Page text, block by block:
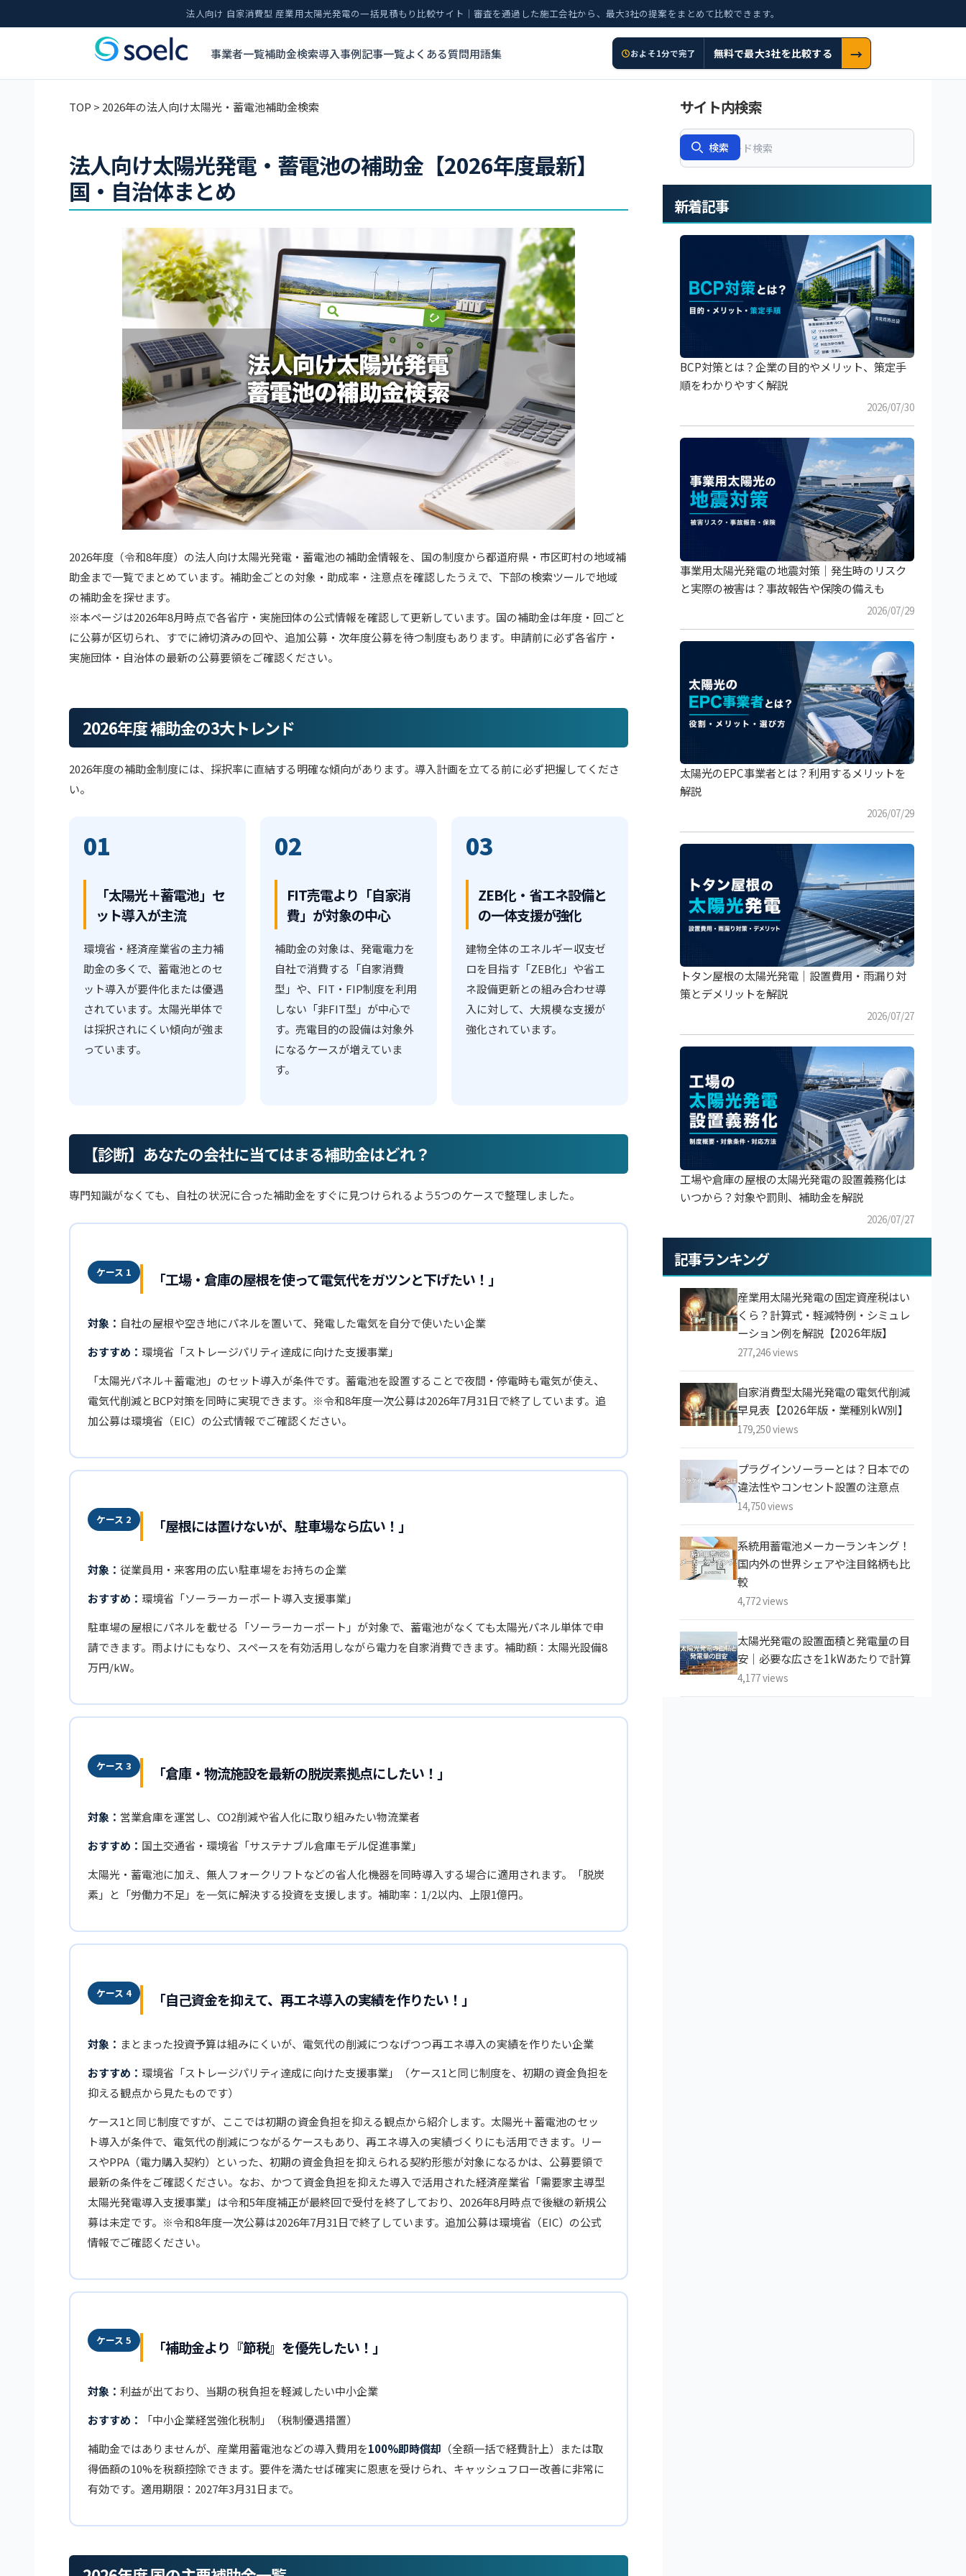
法人向け 自家消費型 産業用太陽光発電の一括見積もり比較サイト｜審査を通過した施工会社から、最大3社の提案をまとめて比較できます。
事業者一覧補助金検索導入事例記事一覧よくある質問用語集 およそ1分で完了 無料で最大3社を比較する →
TOP > 2026年の法人向け太陽光・蓄電池補助金検索
法人向け太陽光発電・蓄電池の補助金【2026年度最新】
国・自治体まとめ
2026年度（令和8年度）の法人向け太陽光発電・蓄電池の補助金情報を、国の制度から都道府県・市区町村の地域補
助金まで一覧でまとめています。補助金ごとの対象・助成率・注意点を確認したうえで、下部の検索ツールで地域
の補助金を探せます。
※本ページは2026年8月時点で各省庁・実施団体の公式情報を確認して更新しています。国の補助金は年度・回ごと
に公募が区切られ、すでに締切済みの回や、追加公募・次年度公募を待つ制度もあります。申請前に必ず各省庁・
実施団体・自治体の最新の公募要領をご確認ください。
2026年度 補助金の3大トレンド
2026年度の補助金制度には、採択率に直結する明確な傾向があります。導入計画を立てる前に必ず把握してくださ
い。
01
「太陽光＋蓄電池」セ
ット導入が主流
環境省・経済産業省の主力補
助金の多くで、蓄電池とのセ
ット導入が要件化または優遇
されています。太陽光単体で
は採択されにくい傾向が強ま
っています。
02
FIT売電より「自家消
費」が対象の中心
補助金の対象は、発電電力を
自社で消費する「自家消費
型」や、FIT・FIP制度を利用
しない「非FIT型」が中心で
す。売電目的の設備は対象外
になるケースが増えていま
す。
03
ZEB化・省エネ設備と
の一体支援が強化
建物全体のエネルギー収支ゼ
ロを目指す「ZEB化」や省エ
ネ設備更新との組み合わせ導
入に対して、大規模な支援が
強化されています。
【診断】あなたの会社に当てはまる補助金はどれ？
専門知識がなくても、自社の状況に合った補助金をすぐに見つけられるよう5つのケースで整理しました。
ケース 1 「工場・倉庫の屋根を使って電気代をガツンと下げたい！」
対象： 自社の屋根や空き地にパネルを置いて、発電した電気を自分で使いたい企業
おすすめ： 環境省「ストレージパリティ達成に向けた支援事業」
「太陽光パネル＋蓄電池」のセット導入が条件です。蓄電池を設置することで夜間・停電時も電気が使え、
電気代削減とBCP対策を同時に実現できます。※令和8年度一次公募は2026年7月31日で終了しています。追
加公募は環境省（EIC）の公式情報でご確認ください。
ケース 2 「屋根には置けないが、駐車場なら広い！」
対象： 従業員用・来客用の広い駐車場をお持ちの企業
おすすめ： 環境省「ソーラーカーポート導入支援事業」
駐車場の屋根にパネルを載せる「ソーラーカーポート」が対象で、蓄電池がなくても太陽光パネル単体で申
請できます。雨よけにもなり、スペースを有効活用しながら電力を自家消費できます。補助額：太陽光設備8
万円/kW。
ケース 3 「倉庫・物流施設を最新の脱炭素拠点にしたい！」
対象： 営業倉庫を運営し、CO2削減や省人化に取り組みたい物流業者
おすすめ： 国土交通省・環境省「サステナブル倉庫モデル促進事業」
太陽光・蓄電池に加え、無人フォークリフトなどの省人化機器を同時導入する場合に適用されます。「脱炭
素」と「労働力不足」を一気に解決する投資を支援します。補助率：1/2以内、上限1億円。
ケース 4 「自己資金を抑えて、再エネ導入の実績を作りたい！」
対象： まとまった投資予算は組みにくいが、電気代の削減につなげつつ再エネ導入の実績を作りたい企業
おすすめ： 環境省「ストレージパリティ達成に向けた支援事業」（ケース1と同じ制度を、初期の資金負担を
抑える観点から見たものです）
ケース1と同じ制度ですが、ここでは初期の資金負担を抑える観点から紹介します。太陽光＋蓄電池のセッ
ト導入が条件で、電気代の削減につながるケースもあり、再エネ導入の実績づくりにも活用できます。リー
スやPPA（電力購入契約）といった、初期の資金負担を抑えられる契約形態が対象になるかは、公募要領で
最新の条件をご確認ください。なお、かつて資金負担を抑えた導入で活用された経済産業省「需要家主導型
太陽光発電導入支援事業」は令和5年度補正が最終回で受付を終了しており、2026年8月時点で後継の新規公
募は未定です。※令和8年度一次公募は2026年7月31日で終了しています。追加公募は環境省（EIC）の公式
情報でご確認ください。
ケース 5 「補助金より『節税』を優先したい！」
対象： 利益が出ており、当期の税負担を軽減したい中小企業
おすすめ：
「中小企業経営強化税制」（税制優遇措置）
補助金ではありませんが、産業用蓄電池などの導入費用を100%即時償却 （全額一括で経費計上）または取
得価額の10%を税額控除できます。要件を満たせば確実に恩恵を受けられ、キャッシュフロー改善に非常に
有効です。適用期限：2027年3月31日まで。
サイト内検索
Search
検索
新着記事
BCP対策とは？企業の目的やメリット、策定手
順をわかりやすく解説
2026/07/30
事業用太陽光発電の地震対策｜発生時のリスク
と実際の被害は？事故報告や保険の備えも
2026/07/29
太陽光のEPC事業者とは？利用するメリットを
解説
2026/07/29
トタン屋根の太陽光発電｜設置費用・雨漏り対
策とデメリットを解説
2026/07/27
工場や倉庫の屋根の太陽光発電の設置義務化は
いつから？対象や罰則、補助金を解説
2026/07/27
記事ランキング
産業用太陽光発電の固定資産税はい
くら？計算式・軽減特例・シミュレ
ーション例を解説【2026年版】
277,246 views
自家消費型太陽光発電の電気代削減
早見表【2026年版・業種別kW別】
179,250 views
プラグインソーラーとは？日本での
違法性やコンセント設置の注意点
14,750 views
系統用蓄電池メーカーランキング！
国内外の世界シェアや注目銘柄も比
較
4,772 views
太陽光発電の設置面積と発電量の目
安｜必要な広さを1kWあたりで計算
4,177 views